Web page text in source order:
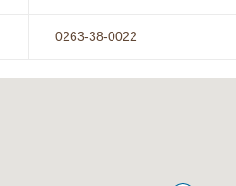
0263-38-0022